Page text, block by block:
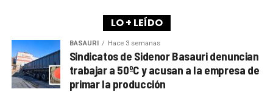
LO + LEÍDO
BASAURI Hace 3 semanas
Sindicatos de Sidenor Basauri denuncian
trabajar a 50ºC y acusan a la empresa de
primar la producción